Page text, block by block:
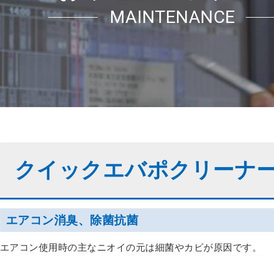
MAINTENANCE
クイックエバポクリーナ
エアコン消臭、除菌抗菌
エアコン使用時の主なニオイの元は細菌やカビが原因です。